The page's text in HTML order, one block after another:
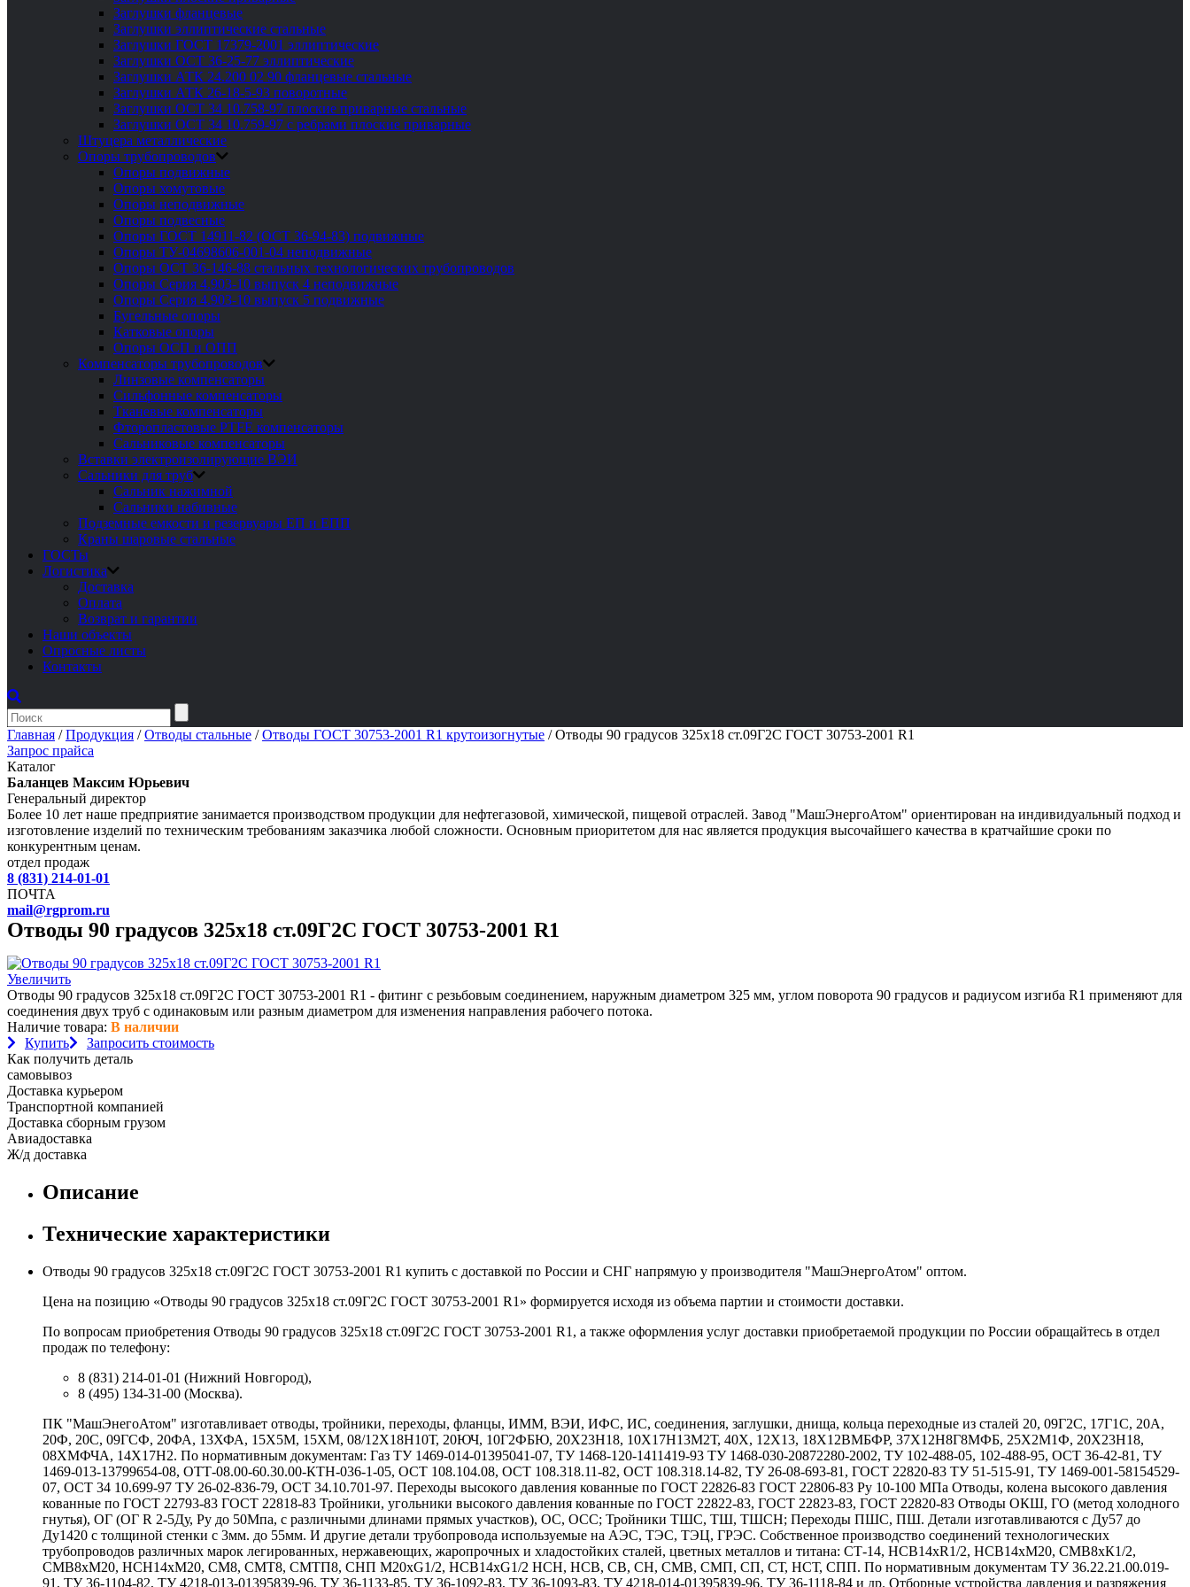
Заглушки фланцевые
Заглушки эллиптические стальные
Заглушки ГОСТ 17379-2001 эллиптические
Заглушки ОСТ 36-25-77 эллиптические
Заглушки АТК 24.200 02 90 фланцевые стальные
Заглушки АТК 26-18-5-93 поворотные
Заглушки ОСТ 34 10.758-97 плоские приварные стальные
Заглушки ОСТ 34 10.759-97 с ребрами плоские приварные
Штуцера металлические
Опоры трубопроводов
Опоры подвижные
Опоры хомутовые
Опоры неподвижные
Опоры подвесные
Опоры ГОСТ 14911-82 (ОСТ 36-94-83) подвижные
Опоры ТУ-04698606-001-04 неподвижные
Опоры ОСТ 36-146-88 стальных технологических трубопроводов
Опоры Серия 4.903-10 выпуск 4 неподвижные
Опоры Серия 4.903-10 выпуск 5 подвижные
Бугельные опоры
Катковые опоры
Опоры ОСП и ОПП
Компенсаторы трубопроводов
Линзовые компенсаторы
Сильфонные компенсаторы
Тканевые компенсаторы
Фторопластовые PTFE компенсаторы
Сальниковые компенсаторы
Вставки электроизолирующие ВЭИ
Сальники для труб
Сальник нажимной
Сальники набивные
Подземные емкости и резервуары ЕП и ЕПП
Краны шаровые стальные
ГОСТы
Логистика
Доставка
Оплата
Возврат и гарантии
Наши объекты
Опросные листы
Контакты
Главная /Продукция /Отводы стальные /Отводы ГОСТ 30753-2001 R1 крутоизогнутые /Отводы 90 градусов 325х18 ст.09Г2С ГОСТ 30753-2001 R1
Запрос прайса
Каталог
Баланцев Максим Юрьевич
Генеральный директор
Более 10 лет наше предприятие занимается производством продукции для нефтегазовой, химической, пищевой отраслей. Завод "МашЭнергоАтом" ориентирован на индивидуальный подход и
изготовление изделий по техническим требованиям заказчика любой сложности. Основным приоритетом для нас является продукция высочайшего качества в кратчайшие сроки по
конкурентным ценам.
отдел продаж
8 (831) 214-01-01
ПОЧТА
mail@rgprom.ru
Отводы 90 градусов 325х18 ст.09Г2С ГОСТ 30753-2001 R1
Увеличить
Отводы 90 градусов 325х18 ст.09Г2С ГОСТ 30753-2001 R1 - фитинг с резьбовым соединением, наружным диаметром 325 мм, углом поворота 90 градусов и радиусом изгиба R1 применяют для
соединения двух труб с одинаковым или разным диаметром для изменения направления рабочего потока.
Наличие товара: В наличии
Купить
Запросить стоимость
Как получить деталь
самовывоз
Доставка курьером
Транспортной компанией
Доставка сборным грузом
Авиадоставка
Ж/д доставка
Описание
Технические характеристики
Отводы 90 градусов 325х18 ст.09Г2С ГОСТ 30753-2001 R1 купить с доставкой по России и СНГ напрямую у производителя "МашЭнергоАтом" оптом.
Цена на позицию «Отводы 90 градусов 325х18 ст.09Г2С ГОСТ 30753-2001 R1» формируется исходя из объема партии и стоимости доставки.
По вопросам приобретения Отводы 90 градусов 325х18 ст.09Г2С ГОСТ 30753-2001 R1, а также оформления услуг доставки приобретаемой продукции по России обращайтесь в отдел
продаж по телефону:
8 (831) 214-01-01 (Нижний Новгород),
8 (495) 134-31-00 (Москва).
ПК "МашЭнегоАтом" изготавливает отводы, тройники, переходы, фланцы, ИММ, ВЭИ, ИФС, ИС, соединения, заглушки, днища, кольца переходные из сталей 20, 09Г2С, 17Г1С, 20А,
20Ф, 20С, 09ГСФ, 20ФА, 13ХФА, 15Х5М, 15ХМ, 08/12Х18Н10Т, 20ЮЧ, 10Г2ФБЮ, 20Х23Н18, 10Х17Н13М2Т, 40Х, 12Х13, 18Х12ВМБФР, 37Х12Н8Г8МФБ, 25Х2М1Ф, 20Х23Н18,
08ХМФЧА, 14Х17Н2. По нормативным документам: Газ ТУ 1469-014-01395041-07, ТУ 1468-120-1411419-93 ТУ 1468-030-20872280-2002, ТУ 102-488-05, 102-488-95, ОСТ 36-42-81, ТУ
1469-013-13799654-08, ОТТ-08.00-60.30.00-КТН-036-1-05, ОСТ 108.104.08, ОСТ 108.318.11-82, ОСТ 108.318.14-82, ТУ 26-08-693-81, ГОСТ 22820-83 ТУ 51-515-91, ТУ 1469-001-58154529-
07, ОСТ 34 10.699-97 ТУ 26-02-836-79, ОСТ 34.10.701-97. Переходы высокого давления кованные по ГОСТ 22826-83 ГОСТ 22806-83 Ру 10-100 МПа Отводы, колена высокого давления
кованные по ГОСТ 22793-83 ГОСТ 22818-83 Тройники, угольники высокого давления кованные по ГОСТ 22822-83, ГОСТ 22823-83, ГОСТ 22820-83 Отводы ОКШ, ГО (метод холодного
гнутья), ОГ (ОГ R 2-5Ду, Ру до 50Мпа, с различными длинами прямых участков), ОС, ОСС; Тройники ТШС, ТШ, ТШСН; Переходы ПШС, ПШ. Детали изготавливаются с Ду57 до
Ду1420 с толщиной стенки с 3мм. до 55мм. И другие детали трубопровода используемые на АЭС, ТЭС, ТЭЦ, ГРЭС. Собственное производство соединений технологических
трубопроводов различных марок легированных, нержавеющих, жаропрочных и хладостойких сталей, цветных металлов и титана: СТ-14, НСВ14хR1/2, НСВ14хМ20, СМВ8хК1/2,
СМВ8хМ20, НСН14хМ20, СМ8, СМТ8, СМТП8, СНП М20хG1/2, НСВ14хG1/2 НСН, НСВ, СВ, СН, СМВ, СМП, СП, СТ, НСТ, СПП. По нормативным документам ТУ 36.22.21.00.019-
91, ТУ 36-1104-82, ТУ 4218-013-01395839-96, ТУ 36-1133-85, ТУ 36-1092-83, ТУ 36-1093-83, ТУ 4218-014-01395839-96, ТУ 36-1118-84 и др. Отборные устройства давления и разряжения